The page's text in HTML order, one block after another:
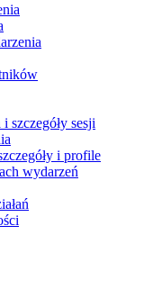
szczegóły sesji
i profile
wydarzeń